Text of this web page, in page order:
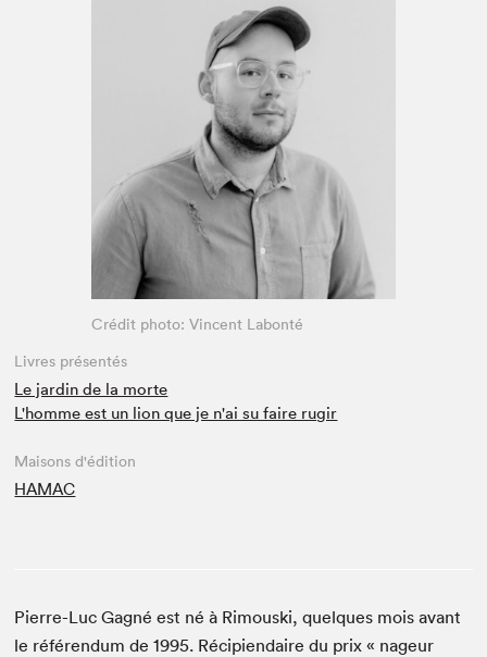
Crédit photo: Vincent Labonté
Livres présentés
Le jardin de la morte
L'homme est un lion que je n'ai su faire rugir
Maisons d'édition
HAMAC
Pierre-Luc Gagné est né à Rimouski, quelques mois avant
le référendum de 1995. Récipiendaire du prix « nageur